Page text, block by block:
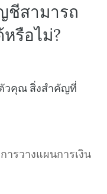
ชีสามารถ
รือไม่?
วคุณ สิ่งสำคัญที่
การวางแผนการเงิน